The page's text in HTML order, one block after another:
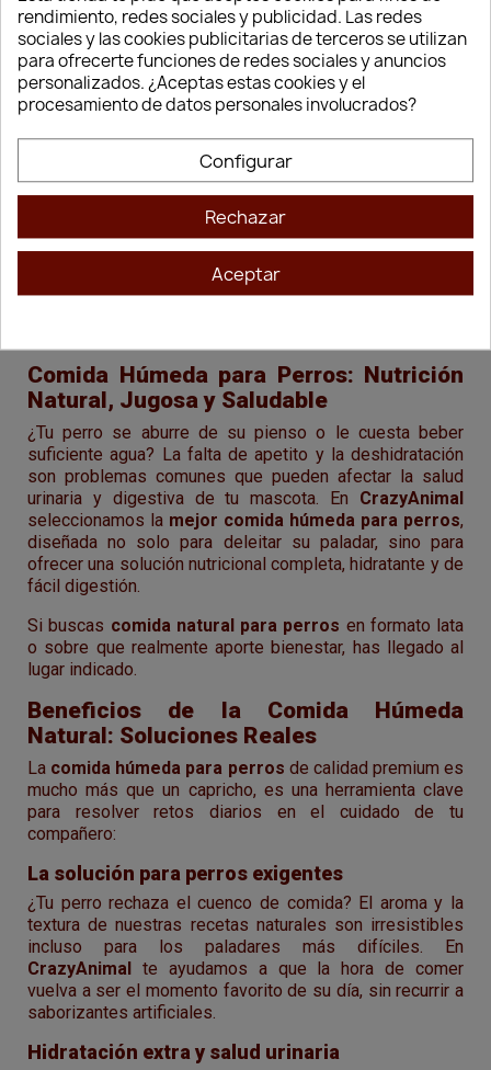
Life Natural Filetes De
Atún Con Salmón 90gr
Dibaq Sense Grain Free
Bacalao A La
3,49 €
Comida Húmeda para Perros: Nutrición
Natural, Jugosa y Saludable
¿Tu perro se aburre de su pienso o le cuesta beber
suficiente agua? La falta de apetito y la deshidratación
son problemas comunes que pueden afectar la salud
urinaria y digestiva de tu mascota. En CrazyAnimal
seleccionamos la mejor comida húmeda para perros,
diseñada no solo para deleitar su paladar, sino para
ofrecer una solución nutricional completa, hidratante y de
fácil digestión.
Si buscas comida natural para perros en formato lata
o sobre que realmente aporte bienestar, has llegado al
lugar indicado.
Beneficios de la Comida Húmeda
Natural: Soluciones Reales
La comida húmeda para perros de calidad premium es
mucho más que un capricho, es una herramienta clave
para resolver retos diarios en el cuidado de tu
compañero:
La solución para perros exigentes
¿Tu perro rechaza el cuenco de comida? El aroma y la
textura de nuestras recetas naturales son irresistibles
incluso para los paladares más difíciles. En
CrazyAnimal
te ayudamos a que la hora de comer
vuelva a ser el momento favorito de su día, sin recurrir a
saborizantes artificiales.
Hidratación extra y salud urinaria
rendimiento, redes sociales y publicidad. Las redes
sociales y las cookies publicitarias de terceros se utilizan
para ofrecerte funciones de redes sociales y anuncios
personalizados. ¿Aceptas estas cookies y el
procesamiento de datos personales involucrados?
Configurar
Rechazar
Aceptar